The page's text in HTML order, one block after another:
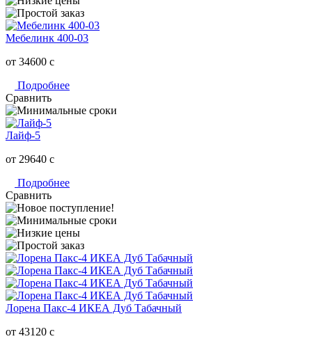
Мебелинк 400-03
от 34600 c
Подробнее
Сравнить
Лайф-5
от 29640 c
Подробнее
Сравнить
Лорена Пакс-4 ИКЕА Дуб Табачный
от 43120 c